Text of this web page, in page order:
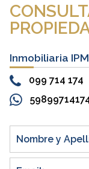
Inmobiliaria IPM
099 714 174